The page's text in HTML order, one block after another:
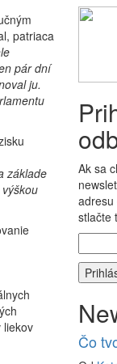
patriaca
pár dní
ju.
základe
liekov
Ak sa
stlačte
Čo